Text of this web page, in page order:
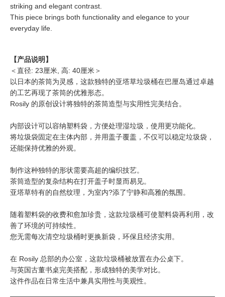
striking and elegant contrast.
This piece brings both functionality and elegance to your
everyday life.
【产品说明】
＜直径: 23厘米, 高: 40厘米＞
以日本的茶筒为灵感，这款独特的亚塔草垃圾桶在巴厘岛通过卓越
的工艺再现了茶筒的优雅形态。
Rosily 的原创设计将独特的茶筒造型与实用性完美结合。
内部设计可以容纳塑料袋，方便处理湿垃圾，使用更功能化。
将垃圾袋固定在主体内部，并用盖子覆盖，不仅可以稳定垃圾袋，
还能保持优雅的外观。
制作这种独特的形状需要高超的编织技艺。
茶筒造型的复杂结构在打开盖子时显而易见。
亚塔草特有的自然纹理，为室内?添了宁静和高雅的氛围。
随着塑料袋的收费和愈加珍贵，这款垃圾桶可使塑料袋再利用，改
善了环境的可持续性。
您无需每次清空垃圾桶时更换新袋，环保且经济实用。
在 Rosily 总部的办公室，这款垃圾桶被放置在办公桌下。
与英国古董书桌完美搭配，形成独特的美学对比。
这件作品在日常生活中兼具实用性与美观性。